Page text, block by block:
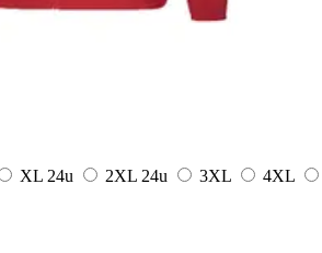
XL 24u 2XL 24u 3XL
4XL